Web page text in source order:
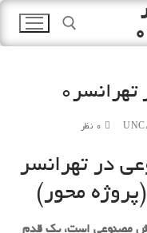
در تهرانسر
محور)
مصنوعی است، یک قدم